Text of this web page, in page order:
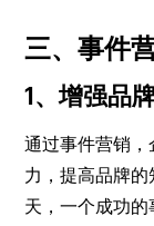
三、事件
1、增强品
通过事件营销
力，提高品牌
天，一个成功的